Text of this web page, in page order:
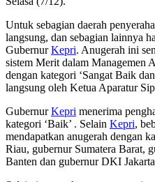
Untuk sebagian daerah
langsung, dan sebagian lainnya
GubernurKepri. Anugerah ini
sistem Merit dalam Managemen
dengan kategori ‘Sangat Baik
langsung oleh Ketua Aparatur
GubernurKepri menerima
kategori ‘Baik’ . Selain Kepri,
mendapatkan anugerah dengan
Riau, gubernur Sumatera Barat,
Banten dan gubernur DKI